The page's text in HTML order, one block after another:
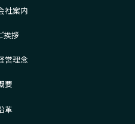
社案内
挨拶
営理念
要
革